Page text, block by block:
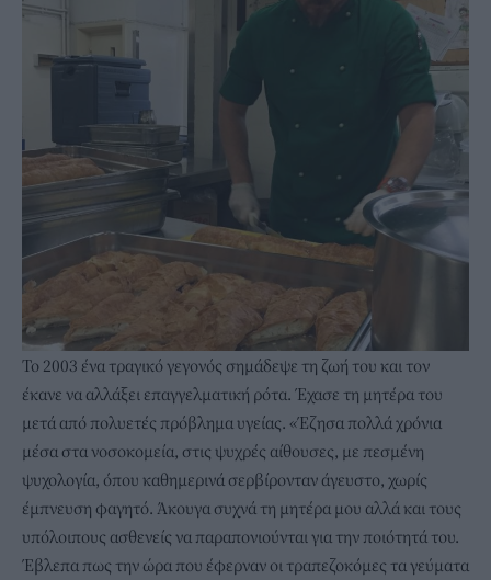
Το 2003 ένα τραγικό γεγονός σημάδεψε τη ζωή του και τον
έκανε να αλλάξει επαγγελματική ρότα. Έχασε τη μητέρα του
μετά από πολυετές πρόβλημα υγείας. «Έζησα πολλά χρόνια
μέσα στα νοσοκομεία, στις ψυχρές αίθουσες, με πεσμένη
ψυχολογία, όπου καθημερινά σερβίρονταν άγευστο, χωρίς
έμπνευση φαγητό. Άκουγα συχνά τη μητέρα μου αλλά και τους
υπόλοιπους ασθενείς να παραπονιούνται για την ποιότητά του.
Έβλεπα πως την ώρα που έφερναν οι τραπεζοκόμες τα γεύματα